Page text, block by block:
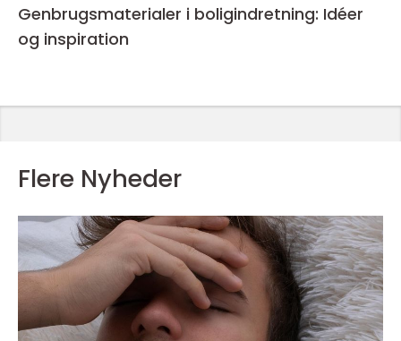
Genbrugsmaterialer i boligindretning: Idéer
og inspiration
Flere Nyheder